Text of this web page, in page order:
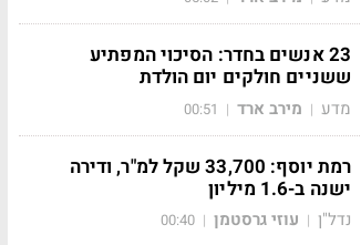
23 אנשים בחדר: הסיכוי המפתיע
ששניים חולקים יום הולדת
מדע | מירב ארד |
00:51
רמת יוסף: 33,700 שקל למ"ר, ודירה
ישנה ב-1.6 מיליון
נדל"ן | עוזי גרסטמן |
00:40